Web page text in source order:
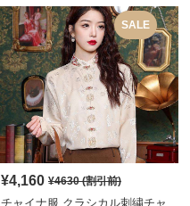
SALE
¥4,160 ¥4630(割引前)
チャイナ服 クラシカル刺繍チャ